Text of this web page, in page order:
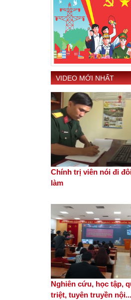
VIDEO MỚI NHẤT
Chính trị viên nói đi
làm
Nghiên cứu, học tập,
triệt, tuyên truyền nội...